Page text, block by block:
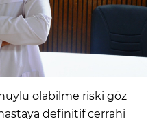
olabilme riski göz
definitif cerrahi